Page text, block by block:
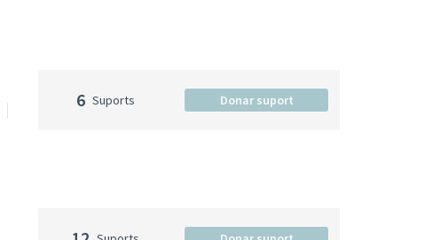
6 Suports Donar suport